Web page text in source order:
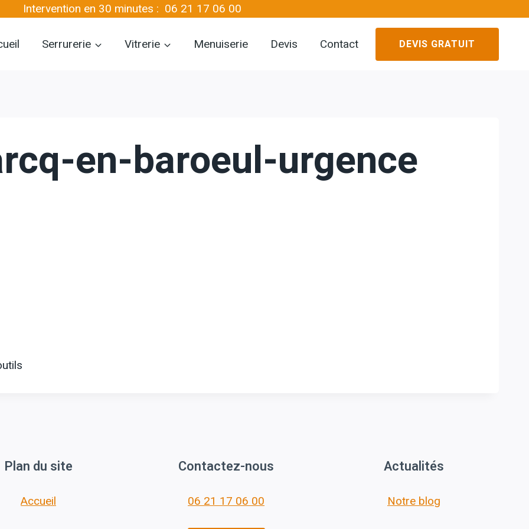
Intervention en 30 minutes : 06 21 17 06 00
Serrurerie Vitrerie Menuiserie Devis Contact DEVIS GRATUIT
en-baroeul-urgence
Plan du site
Accueil
Contactez-nous
06 21 17 06 00
Actualités
Notre blog